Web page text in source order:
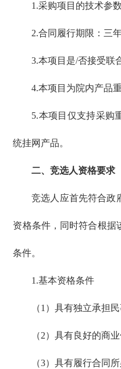
1.采购项目的技术参
2.合同履行期限：三
3.本项目是/否接受联
4.本项目为院内产品
5.本项目仅支持采购
统挂网产品。
二、竞选人资格要求
竞选人应首先符合政
资格条件，同时符合根据
条件。
1.基本资格条件
（1）具有独立承担
（2）具有良好的商
（3）具有履行合同